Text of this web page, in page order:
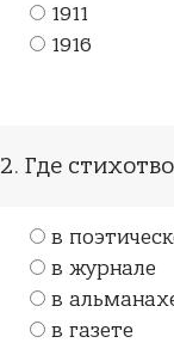
1911
1916
2. Где
в
в журнале
в
в газете